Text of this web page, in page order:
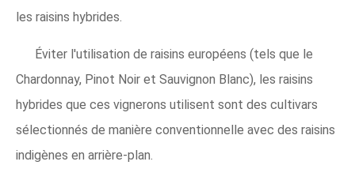
les raisins hybrides.
Éviter l'utilisation de raisins européens (tels que le
Chardonnay, Pinot Noir et Sauvignon Blanc), les raisins
hybrides que ces vignerons utilisent sont des cultivars
sélectionnés de manière conventionnelle avec des raisins
indigènes en arrière-plan.